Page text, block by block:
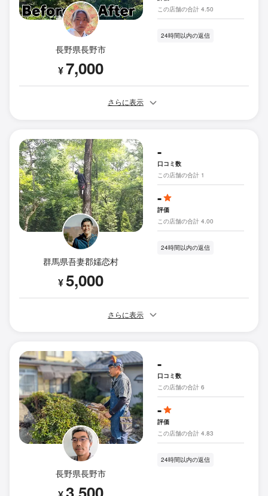
長野県長野市
¥7,000
この店舗の合計 4.50
24時間以内の返信
さらに表示
群馬県吾妻郡嬬恋村
¥5,000
-
口コミ数
この店舗の合計 1
-
評価
この店舗の合計 4.00
24時間以内の返信
さらに表示
長野県長野市
-
口コミ数
この店舗の合計 6
-
評価
この店舗の合計 4.83
24時間以内の返信